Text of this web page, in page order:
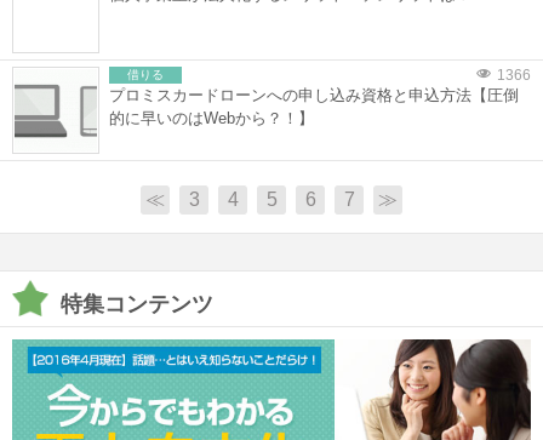
借りる 1366
プロミスカードローンへの申し込み資格と申込方法【圧倒
的に早いのはWebから？！】
≪ 3 4 5 6 7 ≫
特集コンテンツ